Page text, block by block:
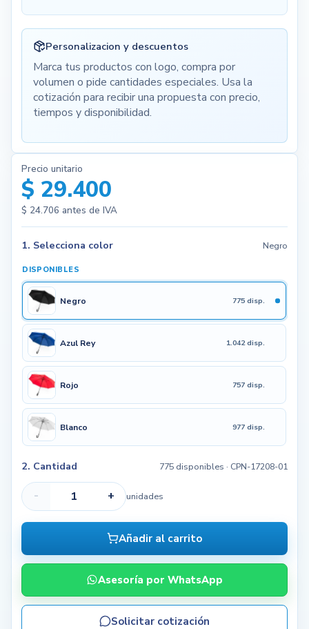
Personalizacion y descuentos
Marca tus productos con logo, compra por
volumen o pide cantidades especiales. Usa la
cotización para recibir una propuesta con precio,
tiempos y disponibilidad.
Precio unitario
$ 29.400
$ 24.706 antes de IVA
1. Selecciona color Negro
DISPONIBLES
Negro 775 disp.
Azul Rey 1.042 disp.
Rojo 757 disp.
Blanco 977 disp.
2. Cantidad 775 disponibles · CPN-17208-01
- + unidades
Añadir al carrito
Asesoría por WhatsApp
Solicitar cotización